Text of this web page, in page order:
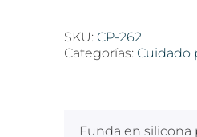
SKU: CP-262
Categorías: Cuidado
Funda en silicona